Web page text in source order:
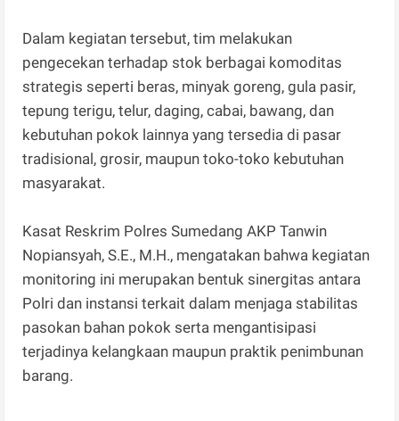
Dalam kegiatan tersebut, tim melakukan
pengecekan terhadap stok berbagai komoditas
strategis seperti beras, minyak goreng, gula pasir,
tepung terigu, telur, daging, cabai, bawang, dan
kebutuhan pokok lainnya yang tersedia di pasar
tradisional, grosir, maupun toko-toko kebutuhan
masyarakat.
Kasat Reskrim Polres Sumedang AKP Tanwin
Nopiansyah, S.E., M.H., mengatakan bahwa kegiatan
monitoring ini merupakan bentuk sinergitas antara
Polri dan instansi terkait dalam menjaga stabilitas
pasokan bahan pokok serta mengantisipasi
terjadinya kelangkaan maupun praktik penimbunan
barang.